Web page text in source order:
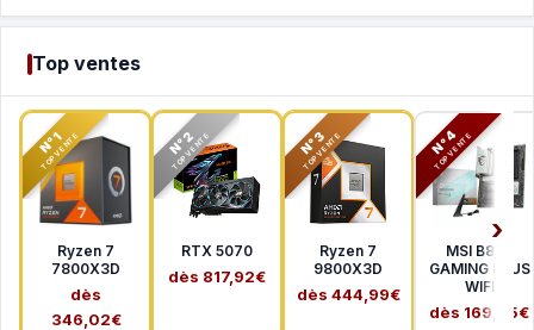
Top ventes
N°1
TOP VENTE
Ryzen 7
7800X3D
dès
346,02€
N°2
TOP VENTE
RTX 5070
dès 817,92€
N°3
TOP VENTE
Ryzen 7
9800X3D
dès 444,99€
N°4
TOP VENTE
MSI B850
GAMING PLUS
WIFI
dès 169,65€